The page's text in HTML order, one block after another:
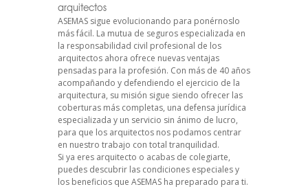
arquitectos
ASEMAS sigue evolucionando para ponérnoslo
más fácil. La mutua de seguros especializada en
la responsabilidad civil profesional de los
arquitectos ahora ofrece nuevas ventajas
pensadas para la profesión. Con más de 40 años
acompañando y defendiendo el ejercicio de la
arquitectura, su misión sigue siendo ofrecer las
coberturas más completas, una defensa jurídica
especializada y un servicio sin ánimo de lucro,
para que los arquitectos nos podamos centrar
en nuestro trabajo con total tranquilidad.
Si ya eres arquitecto o acabas de colegiarte,
puedes descubrir las condiciones especiales y
los beneficios que ASEMAS ha preparado para ti.